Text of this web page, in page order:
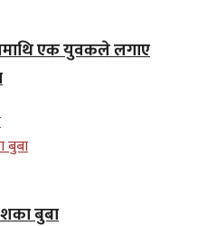
एक युवकले लगाए
बुबा